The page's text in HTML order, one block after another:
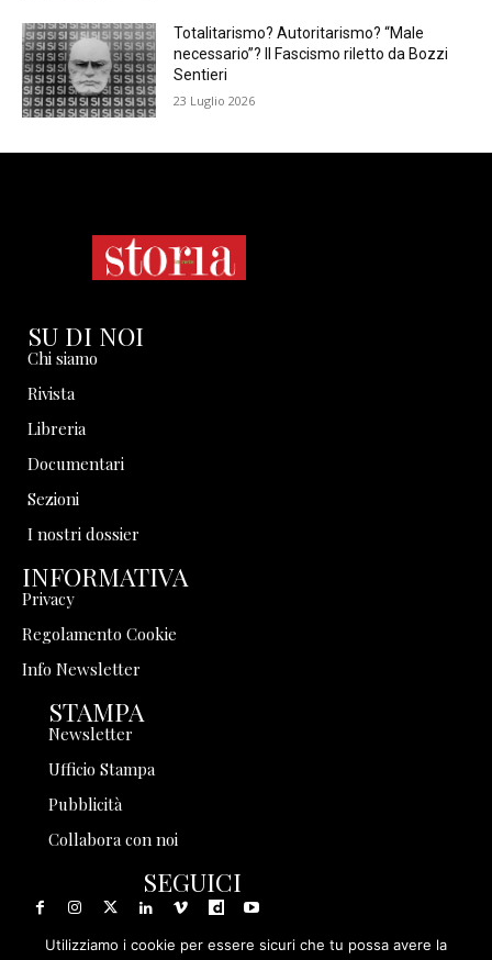
Totalitarismo? Autoritarismo? “Male
necessario”? Il Fascismo riletto da Bozzi
Sentieri
23 Luglio 2026
SU DI NOI
Chi siamo
Rivista
Libreria
Documentari
Sezioni
I nostri dossier
INFORMATIVA
Privacy
Regolamento Cookie
Info Newsletter
STAMPA
Newsletter
Ufficio Stampa
Pubblicità
Collabora con noi
SEGUICI
Utilizziamo i cookie per essere sicuri che tu possa avere la